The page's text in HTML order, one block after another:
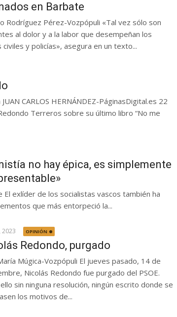
en Barbate
Rodríguez Pérez-Vozpópuli «Tal vez sólo son
al dolor y a la labor que desempeñan los
civiles y policías», asegura en un texto...
CARLOS HERNÁNDEZ-PáginasDigital.es 22
Terreros sobre su último libro “No me
no hay épica, es simplemente
exlíder de los socialistas vascos también ha
que más entorpeció la...
2023 OPINIÓN
Redondo, purgado
Múgica-Vozpópuli El jueves pasado, 14 de
Nicolás Redondo fue purgado del PSOE.
sin ninguna resolución, ningún escrito donde se
los motivos de...